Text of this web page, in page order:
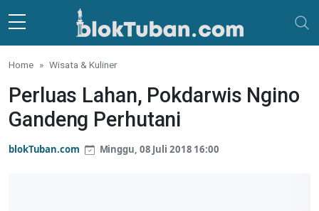
Skip to main content
Home Wisata & Kuliner
Perluas Lahan‎, Pokdarwis Ngino
Gandeng Perhutani
blokTuban.com Minggu, 08 Juli 2018 16:00